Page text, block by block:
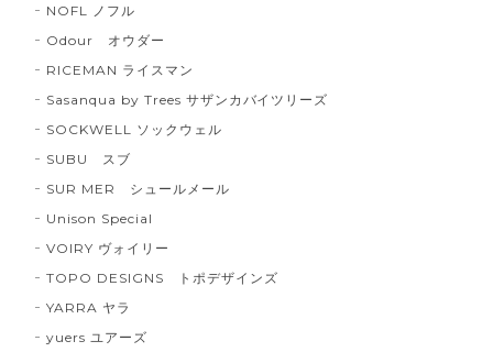
NOFL ノフル
Odour オウダー
RICEMAN ライスマン
Sasanqua by Trees サザンカバイツリーズ
SOCKWELL ソックウェル
SUBU スブ
SUR MER シュールメール
Unison Special
VOIRY ヴォイリー
TOPO DESIGNS トポデザインズ
YARRA ヤラ
yuers ユアーズ